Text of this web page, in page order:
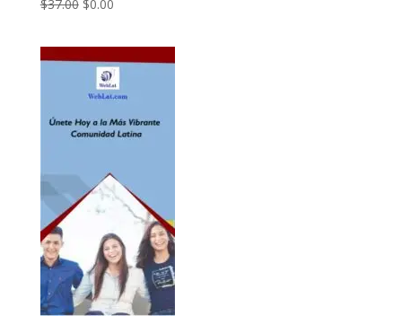
$199.00.
$37.00
original
era:
$37.00.
$0.00
actual
es:
$0.00.